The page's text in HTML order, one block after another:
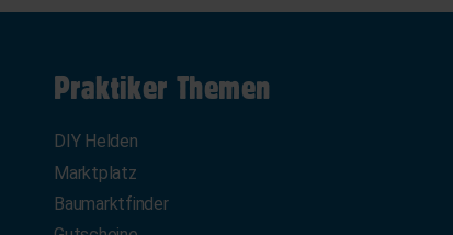
Praktiker Themen
DIY Helden
Marktplatz
Baumarktfinder